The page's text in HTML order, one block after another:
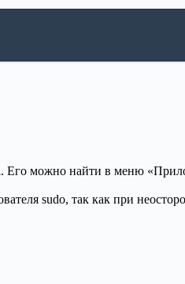
Его можно найти в меню
sudo, так как при